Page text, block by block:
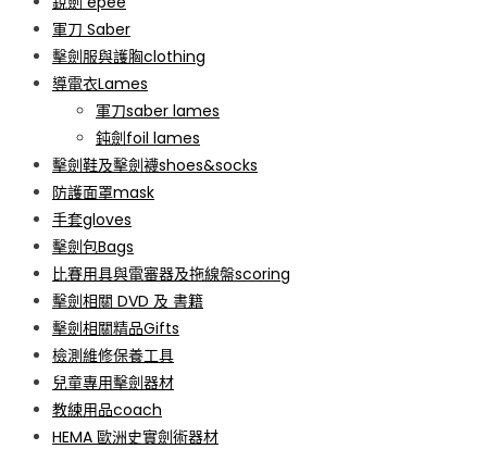
軍刀 Saber
擊劍服與護胸clothing
導電衣Lames
軍刀saber lames
鈍劍foil lames
擊劍鞋及擊劍襪shoes&socks
防護面罩mask
手套gloves
擊劍包Bags
比賽用具與電審器及拖線盤scoring
擊劍相關 DVD 及 書籍
擊劍相關精品Gifts
檢測維修保養工具
兒童專用擊劍器材
教練用品coach
HEMA 歐洲史實劍術器材